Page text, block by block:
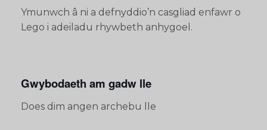
Ymunwch â ni a defnyddio’n casgliad enfawr o
Lego i adeiladu rhywbeth anhygoel.
Gwybodaeth am gadw lle
Does dim angen archebu lle